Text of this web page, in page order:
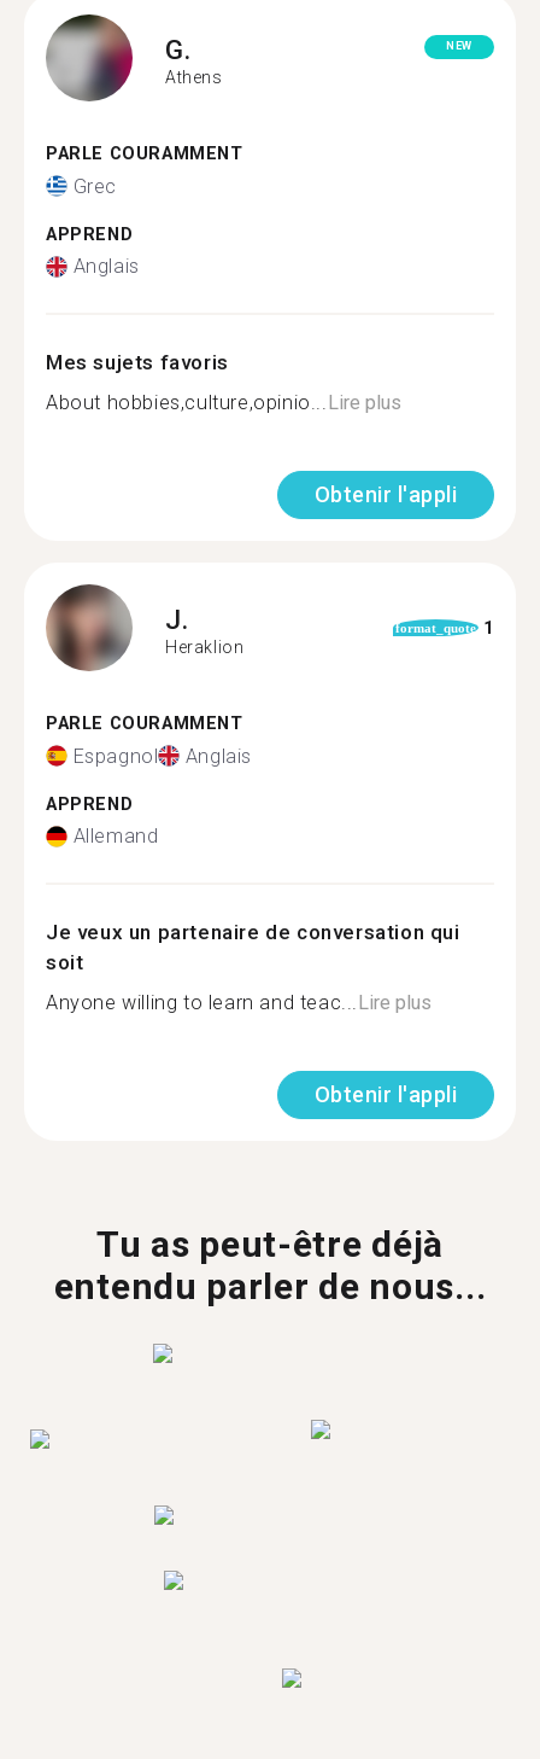
G.
Athens
NEW
PARLE COURAMMENT
Grec
APPREND
Anglais
Mes sujets favoris
About hobbies,culture,opinio...Lire plus
Obtenir l'appli
J.
Heraklion
format_quote 1
PARLE COURAMMENT
Espagnol Anglais
APPREND
Allemand
Je veux un partenaire de conversation qui
soit
Anyone willing to learn and teac...Lire plus
Obtenir l'appli
Tu as peut-être déjà
entendu parler de nous...